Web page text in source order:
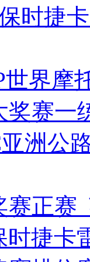
时捷
世界
奖赛
亚洲公
赛正
时捷